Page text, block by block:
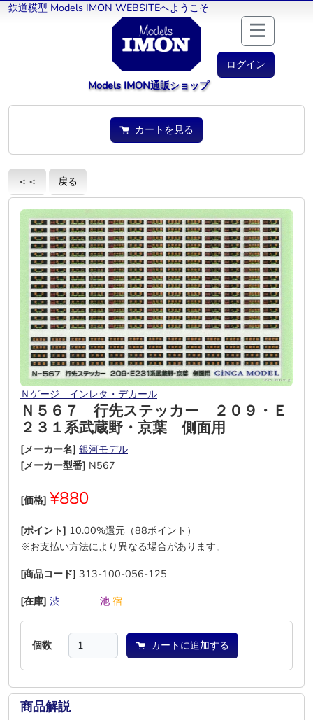
鉄道模型 Models IMON WEBSITEへようこそ
ログイン
Models IMON通販ショップ
カートを見る
＜＜ 戻る
Ｎゲージ インレタ・デカール
Ｎ５６７ 行先ステッカー ２０９・Ｅ
２３１系武蔵野・京葉 側面用
[メーカー名] 銀河モデル
[メーカー型番] N567
[価格] ¥880
[ポイント] 10.00%還元（88ポイント）
※お支払い方法により異なる場合があります。
[商品コード] 313-100-056-125
[在庫] 渋 池 宿
個数 カートに追加する
商品解説